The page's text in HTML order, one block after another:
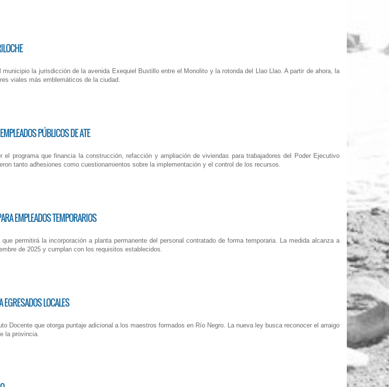
la jurisdicción de la avenida Exequiel Bustillo entre el Monolito y la rotonda del Llao Llao. A partir de ahora, la
viales más emblemáticos de la ciudad.
PÚBLICOS DE ATE
el programa que financia la construcción, refacción y ampliación de viviendas para trabajadores del Poder Ejecutivo
tanto adhesiones como cuestionamientos sobre la implementación y el control de los recursos.
EMPLEADOS TEMPORARIOS
permitirá la incorporación a planta permanente del personal contratado de forma temporaria. La medida alcanza a
de 2025 y cumplan con los requisitos establecidos.
EGRESADOS LOCALES
Docente que otorga puntaje adicional a los maestros formados en Río Negro. La nueva ley busca reconocer el arraigo
la provincia.